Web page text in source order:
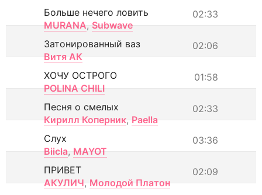
02:33
Больше нечего ловить
MURANA, Subwave
02:06
Затонированный ваз
Витя АК
01:58
ХОЧУ ОСТРОГО
POLINA CHILI
02:33
Песня о смелых
Кирилл Коперник, Paella
03:36
Слух
Biicla, MAYOT
02:09
ПРИВЕТ
АКУЛИЧ, Молодой Платон